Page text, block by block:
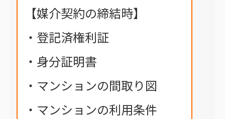
【媒介契約の締結時】
・登記済権利証
・身分証明書
・マンションの間取り図
・マンションの利用条件